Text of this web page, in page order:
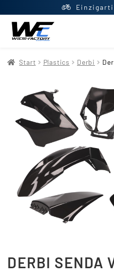
Datenschutzerklärung
Impressum
Kasse
Kontakt
Mein Konto
Newsletter
Updraft Central
Warenkorb
Start Plastics Derbi
DERBI SENDA